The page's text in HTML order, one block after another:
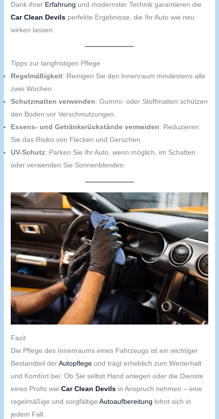
Dank ihrer Erfahrung und modernster Technik garantieren die
Car Clean Devilsperfekte Ergebnisse, die Ihr Auto wie neu
wirken lassen.
Tipps zur langfristigen Pflege
Regelmäßigkeit: Reinigen Sie den Innenraum mindestens alle
zwei Wochen.
Schutzmatten verwenden: Gummi- oder Stoffmatten schützen
den Boden vor Verschmutzungen.
Essens- und Getränkerückstände vermeiden: Reduzieren
Sie das Risiko von Flecken und Gerüchen.
UV-Schutz: Parken Sie Ihr Auto, wenn möglich, im Schatten
oder verwenden Sie Sonnenblenden.
Fazit
Die Pflege des Innenraums eines Fahrzeugs ist ein wichtiger
Bestandteil derAutopflegeund trägt erheblich zum Werterhalt
und Komfort bei. Ob Sie selbst Hand anlegen oder die Dienste
eines Profis wie Car Clean Devilsin Anspruch nehmen – eine
regelmäßige und sorgfältige Autoaufbereitung lohnt sich in
jedem Fall.